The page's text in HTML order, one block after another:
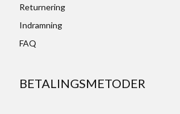
Returnering
Indramning
FAQ
BETALINGSMETODER